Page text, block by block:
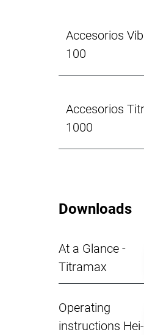
Accesorios
100
Accesorios
1000
Downloads
At a Glance -
Titramax
Operating
instructions Hei-